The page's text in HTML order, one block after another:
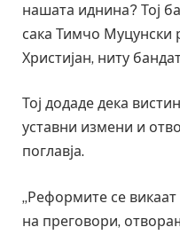
нашата иднина? Тој
сака Тимчо
Христијан, ниту
Тој додаде дека
уставни измени и
поглавја.
„Реформите се
на преговори,